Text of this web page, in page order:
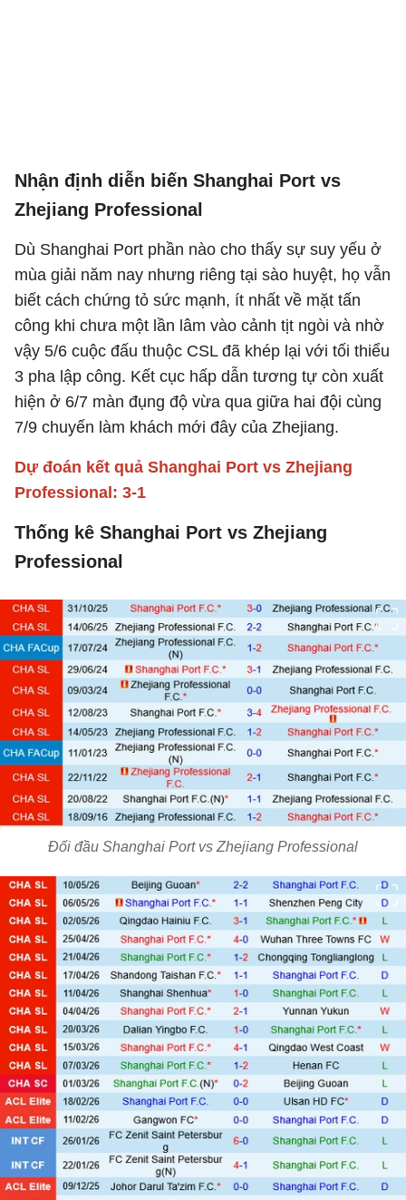
Nhận định diễn biến Shanghai Port vs
Zhejiang Professional
Dù Shanghai Port phần nào cho thấy sự suy yếu ở
mùa giải năm nay nhưng riêng tại sào huyệt, họ vẫn
biết cách chứng tỏ sức mạnh, ít nhất về mặt tấn
công khi chưa một lần lâm vào cảnh tịt ngòi và nhờ
vậy 5/6 cuộc đấu thuộc CSL đã khép lại với tối thiểu
3 pha lập công. Kết cục hấp dẫn tương tự còn xuất
hiện ở 6/7 màn đụng độ vừa qua giữa hai đội cùng
7/9 chuyến làm khách mới đây của Zhejiang.
Dự đoán kết quả Shanghai Port vs Zhejiang
Professional: 3-1
Thống kê Shanghai Port vs Zhejiang
Professional
Đối đầu Shanghai Port vs Zhejiang Professional